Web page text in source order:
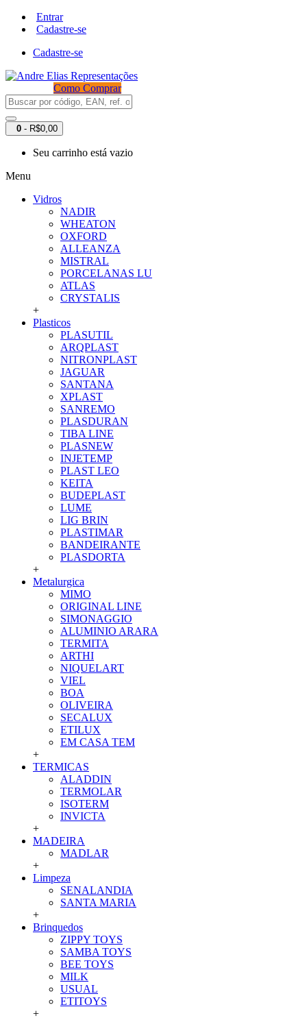
Entrar
Cadastre-se
Cadastre-se
Como Comprar
0 - R$0,00
Seu carrinho está vazio
Menu
Vidros
NADIR
WHEATON
OXFORD
ALLEANZA
MISTRAL
PORCELANAS LU
ATLAS
CRYSTALIS
+
Plasticos
PLASUTIL
ARQPLAST
NITRONPLAST
JAGUAR
SANTANA
XPLAST
SANREMO
PLASDURAN
TIBA LINE
PLASNEW
INJETEMP
PLAST LEO
KEITA
BUDEPLAST
LUME
LIG BRIN
PLASTIMAR
BANDEIRANTE
PLASDORTA
+
Metalurgica
MIMO
ORIGINAL LINE
SIMONAGGIO
ALUMINIO ARARA
TERMITA
ARTHI
NIQUELART
VIEL
BOA
OLIVEIRA
SECALUX
ETILUX
EM CASA TEM
+
TERMICAS
ALADDIN
TERMOLAR
ISOTERM
INVICTA
+
MADEIRA
MADLAR
+
Limpeza
SENALANDIA
SANTA MARIA
+
Brinquedos
ZIPPY TOYS
SAMBA TOYS
BEE TOYS
MILK
USUAL
ETITOYS
+